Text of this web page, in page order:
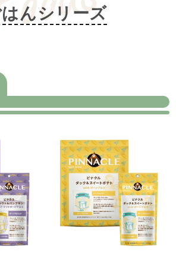
はんシリーズ